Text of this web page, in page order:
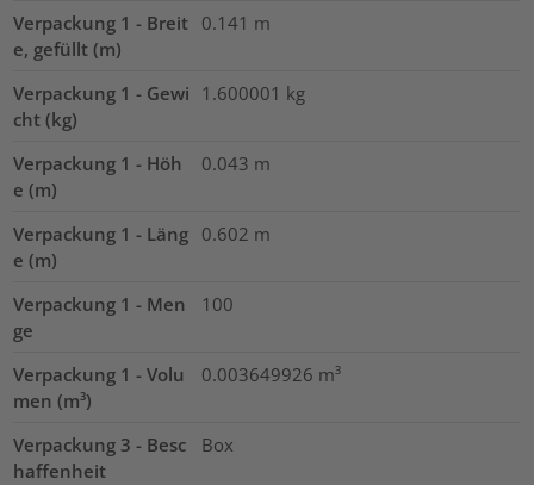
Verpackung 1 - Breit
e, gefüllt (m)
0.141 m
Verpackung 1 - Gewi
cht (kg)
1.600001 kg
Verpackung 1 - Höh
e (m)
0.043 m
Verpackung 1 - Läng
e (m)
0.602 m
Verpackung 1 - Men
ge
100
Verpackung 1 - Volu
men (m³)
0.003649926 m³
Verpackung 3 - Besc
haffenheit
Box